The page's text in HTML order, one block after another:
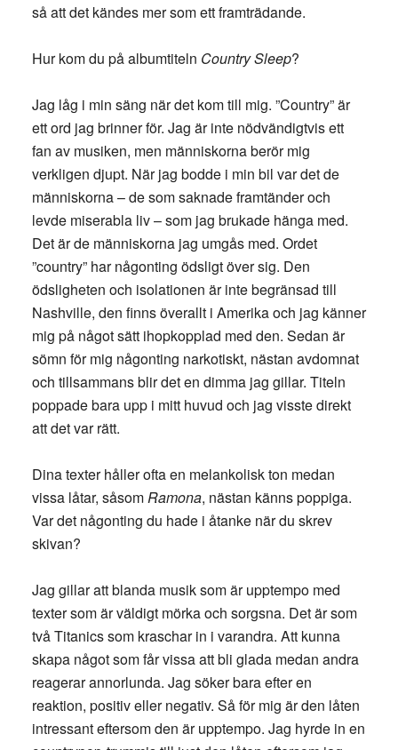
så att det kändes mer som ett framträdande.
Hur kom du på albumtiteln Country Sleep?
Jag låg i min säng när det kom till mig. ”Country” är
ett ord jag brinner för. Jag är inte nödvändigtvis ett
fan av musiken, men människorna berör mig
verkligen djupt. När jag bodde i min bil var det de
människorna – de som saknade framtänder och
levde miserabla liv – som jag brukade hänga med.
Det är de människorna jag umgås med. Ordet
”country” har någonting ödsligt över sig. Den
ödsligheten och isolationen är inte begränsad till
Nashville, den finns överallt i Amerika och jag känner
mig på något sätt ihopkopplad med den. Sedan är
sömn för mig någonting narkotiskt, nästan avdomnat
och tillsammans blir det en dimma jag gillar. Titeln
poppade bara upp i mitt huvud och jag visste direkt
att det var rätt.
Dina texter håller ofta en melankolisk ton medan
vissa låtar, såsomRamona, nästan känns poppiga.
Var det någonting du hade i åtanke när du skrev
skivan?
Jag gillar att blanda musik som är upptempo med
texter som är väldigt mörka och sorgsna. Det är som
två Titanics som kraschar in i varandra. Att kunna
skapa något som får vissa att bli glada medan andra
reagerar annorlunda. Jag söker bara efter en
reaktion, positiv eller negativ. Så för mig är den låten
intressant eftersom den är upptempo. Jag hyrde in en